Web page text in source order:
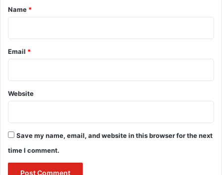
*
Name *
Email *
Website
Save my name, email, and website in this browser for the next
time I comment.